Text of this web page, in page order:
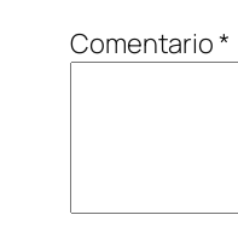
Comentario*